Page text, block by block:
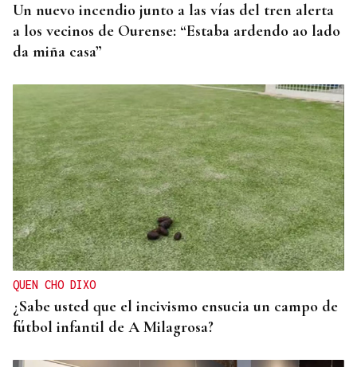
Un nuevo incendio junto a las vías del tren alerta
a los vecinos de Ourense: “Estaba ardendo ao lado
da miña casa”
QUEN CHO DIXO
¿Sabe usted que el incivismo ensucia un campo de
fútbol infantil de A Milagrosa?